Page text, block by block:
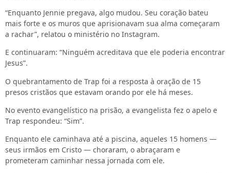
“Enquanto Jennie pregava, algo mudou. Seu coração bateu
mais forte e os muros que aprisionavam sua alma começaram
a rachar”, relatou o ministério no Instagram.
E continuaram: “Ninguém acreditava que ele poderia encontrar
Jesus”.
O quebrantamento de Trap foi a resposta à oração de 15
presos cristãos que estavam orando por ele há meses.
No evento evangelístico na prisão, a evangelista fez o apelo e
Trap respondeu: “Sim”.
Enquanto ele caminhava até a piscina, aqueles 15 homens —
seus irmãos em Cristo — choraram, o abraçaram e
prometeram caminhar nessa jornada com ele.